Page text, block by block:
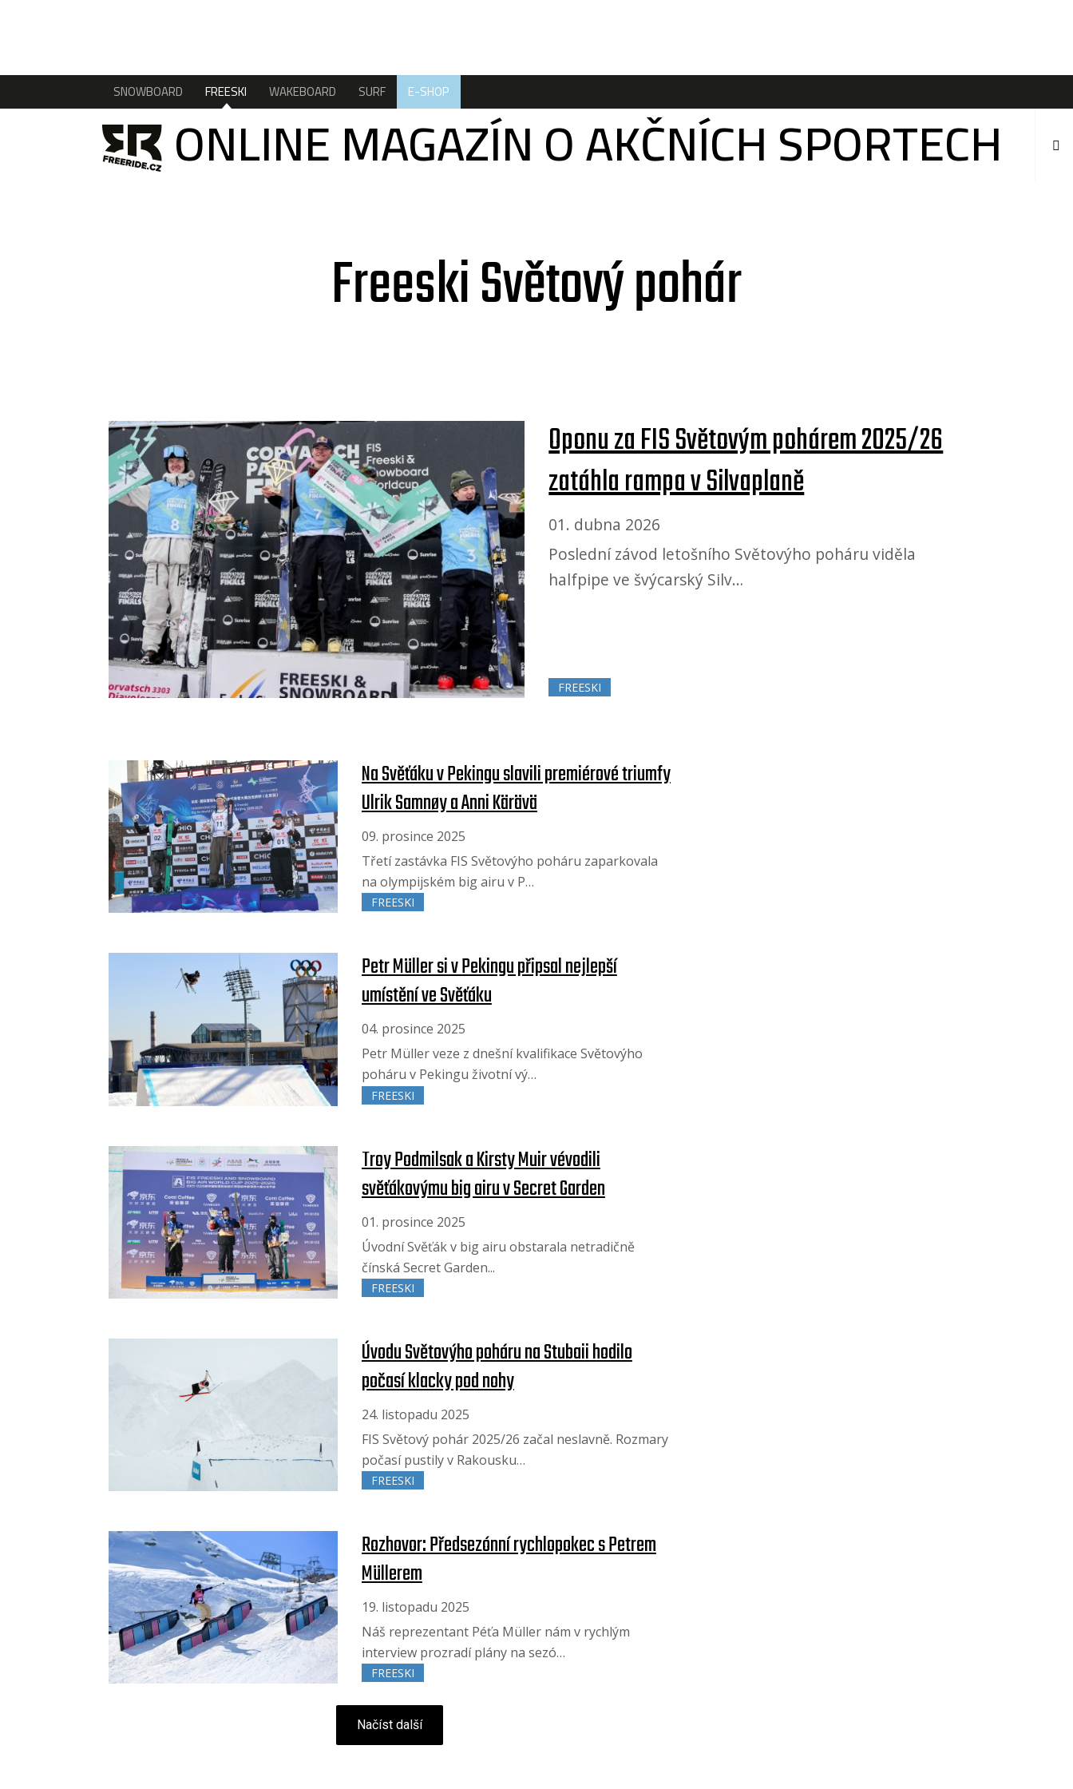
SNOWBOARD FREESKI WAKEBOARD SURF E-SHOP
ONLINE MAGAZÍN O AKČNÍCH SPORTECH
Freeski Světový pohár
Oponu za FIS Světovým pohárem 2025/26
zatáhla rampa v Silvaplaně
01. dubna 2026
Poslední závod letošního Světovýho poháru viděla
halfpipe ve švýcarský Silv…
FREESKI
Na Svěťáku v Pekingu slavili premiérové triumfy
Ulrik Samnøy a Anni Kärävä
09. prosince 2025
Třetí zastávka FIS Světovýho poháru zaparkovala
na olympijském big airu v P…
FREESKI
Petr Müller si v Pekingu připsal nejlepší
umístění ve Svěťáku
04. prosince 2025
Petr Müller veze z dnešní kvalifikace Světovýho
poháru v Pekingu životní vý…
FREESKI
Troy Podmilsak a Kirsty Muir vévodili
svěťákovýmu big airu v Secret Garden
01. prosince 2025
Úvodní Svěťák v big airu obstarala netradičně
čínská Secret Garden...
FREESKI
Úvodu Světovýho poháru na Stubaii hodilo
počasí klacky pod nohy
24. listopadu 2025
FIS Světový pohár 2025/26 začal neslavně. Rozmary
počasí pustily v Rakousku…
FREESKI
Rozhovor: Předsezónní rychlopokec s Petrem
Müllerem
19. listopadu 2025
Náš reprezentant Péťa Müller nám v rychlým
interview prozradí plány na sezó…
FREESKI
Načíst další